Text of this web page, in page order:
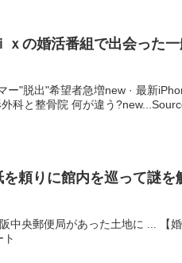
ｘの婚活番組で出会った
ー"脱出"希望者急増new · 最新
科と整骨院 何が違う
頼りに館内を巡って謎を
中央郵便局があった土地に ... 【